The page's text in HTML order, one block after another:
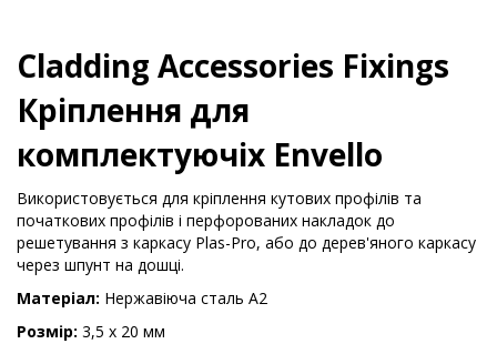
Cladding Accessories Fixings
Кріплення для
комплектуючіх Envello
Використовується для кріплення кутових профілів та
початкових профілів і перфорованих накладок до
решетування з каркасу Plas-Pro, або до дерев'яного каркасу
через шпунт на дошці.
Матеріал: Нержавіюча сталь А2
Розмір: 3,5 х 20 мм